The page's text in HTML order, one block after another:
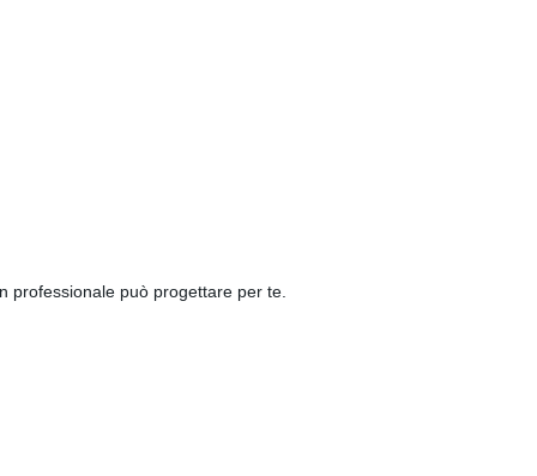
professionale può progettare per te.